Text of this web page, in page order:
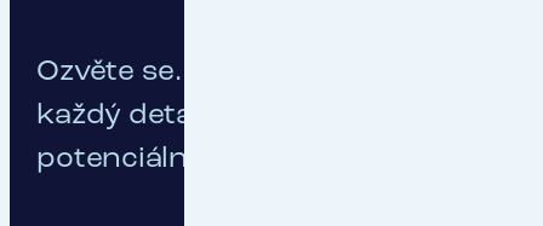
Ozvěte se. Probereme spolu
každý detail vašeho
potenciálního pojištění.